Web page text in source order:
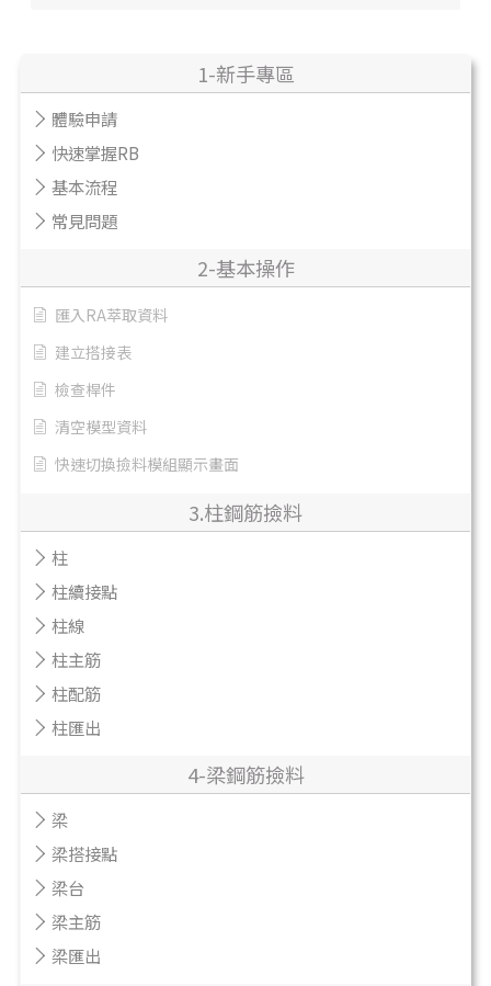
1-新手專區
體驗申請
快速掌握RB
基本流程
常見問題
2-基本操作
匯入RA萃取資料
建立搭接表
檢查桿件
清空模型資料
快速切換撿料模組顯示畫面
3.柱鋼筋撿料
柱
柱續接點
柱線
柱主筋
柱配筋
柱匯出
4-梁鋼筋撿料
梁
梁搭接點
梁台
梁主筋
梁匯出